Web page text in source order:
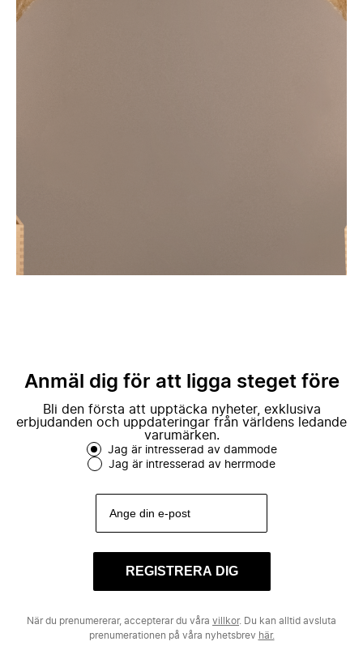
Anmäl dig för att ligga steget före
Bli den första att upptäcka nyheter, exklusiva
erbjudanden och uppdateringar från världens ledande
varumärken.
Jag är intresserad av dammode
Jag är intresserad av herrmode
REGISTRERA DIG
När du prenumererar, accepterar du våra villkor. Du kan alltid avsluta
prenumerationen på våra nyhetsbrev här.